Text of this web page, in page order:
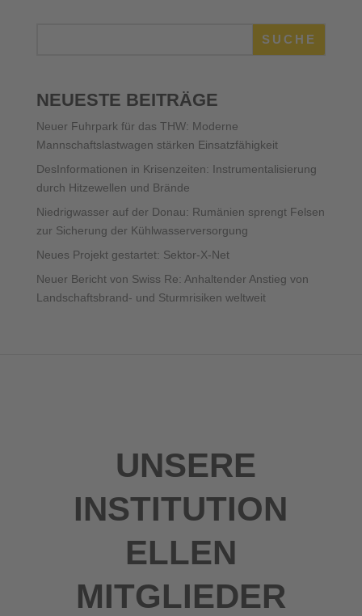
SUCHE
NEUESTE BEITRÄGE
Neuer Fuhrpark für das THW: Moderne
Mannschaftslastwagen stärken Einsatzfähigkeit
DesInformationen in Krisenzeiten: Instrumentalisierung
durch Hitzewellen und Brände
Niedrigwasser auf der Donau: Rumänien sprengt Felsen
zur Sicherung der Kühlwasserversorgung
Neues Projekt gestartet: Sektor-X-Net
Neuer Bericht von Swiss Re: Anhaltender Anstieg von
Landschaftsbrand- und Sturmrisiken weltweit
UNSERE
INSTITUTION
ELLEN
MITGLIEDER